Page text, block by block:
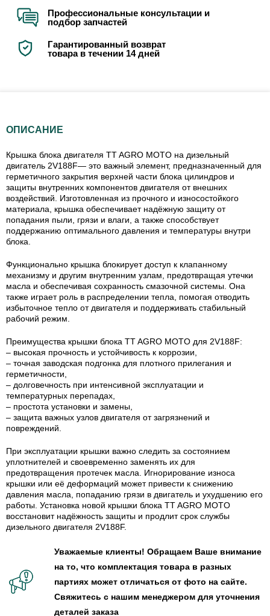
Профессиональные консультации и
подбор запчастей
Гарантированный возврат
товара в течении 14 дней
ОПИСАНИЕ
Крышка блока двигателя TT AGRO MOTO на дизельный
двигатель 2V188F— это важный элемент, предназначенный для
герметичного закрытия верхней части блока цилиндров и
защиты внутренних компонентов двигателя от внешних
воздействий. Изготовленная из прочного и износостойкого
материала, крышка обеспечивает надёжную защиту от
попадания пыли, грязи и влаги, а также способствует
поддержанию оптимального давления и температуры внутри
блока.
Функционально крышка блокирует доступ к клапанному
механизму и другим внутренним узлам, предотвращая утечки
масла и обеспечивая сохранность смазочной системы. Она
также играет роль в распределении тепла, помогая отводить
избыточное тепло от двигателя и поддерживать стабильный
рабочий режим.
Преимущества крышки блока TT AGRO MOTO для 2V188F:
– высокая прочность и устойчивость к коррозии,
– точная заводская подгонка для плотного прилегания и
герметичности,
– долговечность при интенсивной эксплуатации и
температурных перепадах,
– простота установки и замены,
– защита важных узлов двигателя от загрязнений и
повреждений.
При эксплуатации крышки важно следить за состоянием
уплотнителей и своевременно заменять их для
предотвращения протечек масла. Игнорирование износа
крышки или её деформаций может привести к снижению
давления масла, попаданию грязи в двигатель и ухудшению его
работы. Установка новой крышки блока TT AGRO MOTO
восстановит надёжность защиты и продлит срок службы
дизельного двигателя 2V188F.
Уважаемые клиенты! Обращаем Ваше внимание
на то, что комплектация товара в разных
партиях может отличаться от фото на сайте.
Свяжитесь с нашим менеджером для уточнения
деталей заказа